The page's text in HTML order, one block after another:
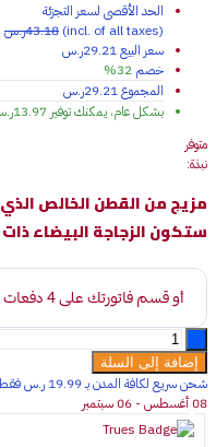
الحد الأقصى لسعر التجزئة
(incl. of all taxes)
43.18ر.س
سعر البيع29.21ر.س
خصم 32%
المجموع29.21ر.س
بشكل عام، يمكنك توفير 13.97
متوفر
نبذة:
مزيج من القطن الخالص
ستكون الزجاجة البيضاء
معطر
جو
AROMA
برائحة
قطن
فانيلا
إضافة إلى السلة
شحن سريع لكافة المدن بـ 19.99 ر.س فقـط خلال:
08 أغسطس - 06 سبتمبر